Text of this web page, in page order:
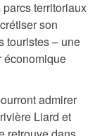
territoriaux
son
touristes – une
économique
admirer
Liard et